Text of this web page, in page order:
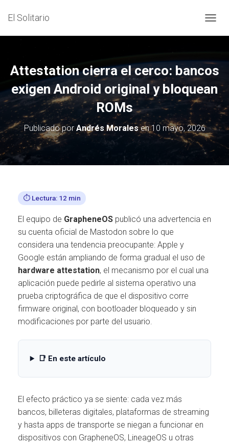
El Solitario
A
I
A
M
O
O
D
E
N
I
Attestation cierra el cerco: bancos
exigen Android original y bloquean
ROMs
Publicado porAndrés Moralesen10 mayo, 2026
⏱️ Lectura: 12 min
El equipo de GrapheneOS publicó una advertencia en
su cuenta oficial de Mastodon sobre lo que
considera una tendencia preocupante: Apple y
Google están ampliando de forma gradual el uso de
hardware attestation, el mecanismo por el cual una
aplicación puede pedirle al sistema operativo una
prueba criptográfica de que el dispositivo corre
firmware original, con bootloader bloqueado y sin
modificaciones por parte del usuario.
📑 En este artículo
El efecto práctico ya se siente: cada vez más
bancos, billeteras digitales, plataformas de streaming
y hasta apps de transporte se niegan a funcionar en
dispositivos con GrapheneOS, LineageOS u otras